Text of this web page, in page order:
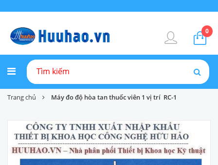
0
Trang chủ Máy đo độ hòa tan thuốc viên 1 vị trí RC-1